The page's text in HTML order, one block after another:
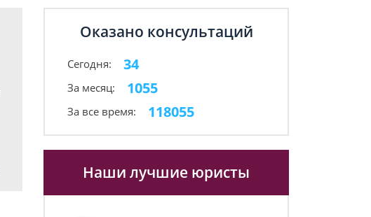
Оказано консультаций
Сегодня: 34
За месяц: 1055
За все время: 118055
Наши лучшие юристы